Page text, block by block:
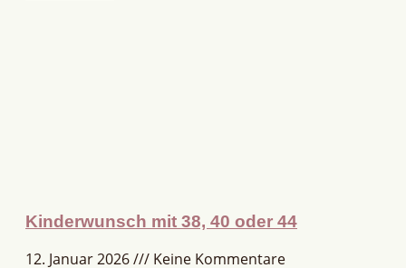
Kinderwunsch mit 38, 40 oder 44
12. Januar 2026 Keine Kommentare